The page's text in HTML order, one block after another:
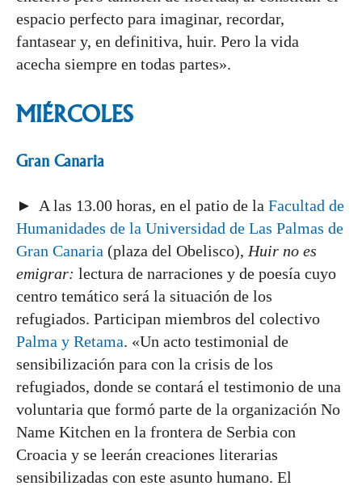
espacio perfecto para imaginar, recordar,
fantasear y, en definitiva, huir. Pero la vida
acecha siempre en todas partes».
MIÉRCOLES
Gran Canaria
► A las 13.00 horas, en el patio de la Facultad de
Humanidades de la Universidad de Las Palmas de
Gran Canaria (plaza del Obelisco), Huir no es
emigrar: lectura de narraciones y de poesía cuyo
centro temático será la situación de los
refugiados. Participan miembros del colectivo
Palma y Retama. «Un acto testimonial de
sensibilización para con la crisis de los
refugiados, donde se contará el testimonio de una
voluntaria que formó parte de la organización No
Name Kitchen en la frontera de Serbia con
Croacia y se leerán creaciones literarias
sensibilizadas con este asunto humano. El